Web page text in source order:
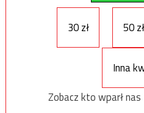
30 zł 50 zł
Inna
Zobacz kto wparł